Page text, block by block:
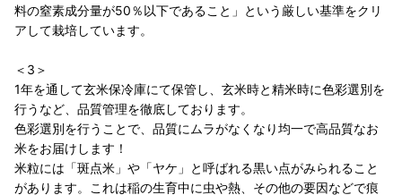
料の窒素成分量が50％以下であること」という厳しい基準をクリ
アして栽培しています。
＜3＞
1年を通して玄米保冷庫にて保管し、玄米時と精米時に色彩選別を
行うなど、品質管理を徹底しております。
色彩選別を行うことで、品質にムラがなくなり均一で高品質なお
米をお届けします！
米粒には「斑点米」や「ヤケ」と呼ばれる黒い点がみられること
があります。これは稲の生育中に虫や熱、その他の要因などで痕